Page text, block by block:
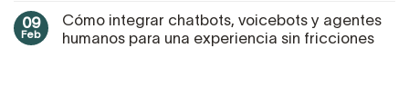
09
Feb
Cómo integrar chatbots, voicebots y agentes
humanos para una experiencia sin fricciones